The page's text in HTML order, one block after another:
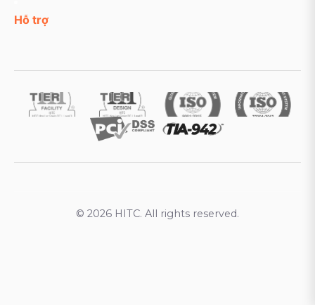
Hỗ trợ
© 2026 HITC. All rights reserved.